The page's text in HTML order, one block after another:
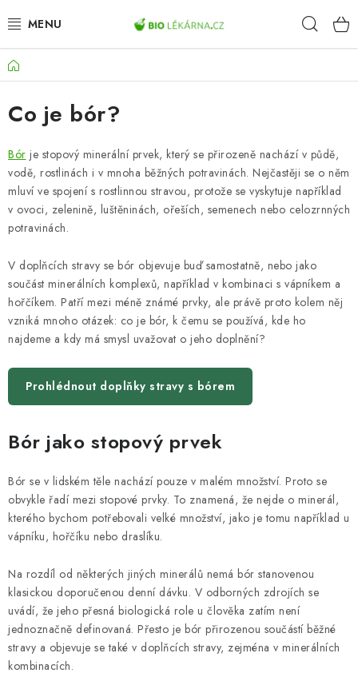
na
AKCE
DOPLŇKY STRAVY
PŘÍRODNÍ KOSMETIKA
SPORT
ZDRAVÉ POTRAVINY
PŘÍSTROJE
ZDRAVOTNÍ OKRUHY
Odborný garant MUDr. Monika Klaudysová
Jak nakupovat
Moje objednávka
Mapa serveru
Domů
Co je bór?
Bór je stopový minerální prvek, který se přirozeně nachází v půdě,
vodě, rostlinách i v mnoha běžných potravinách. Nejčastěji se o něm
mluví ve spojení s rostlinnou stravou, protože se vyskytuje například
v ovoci, zelenině, luštěninách, ořeších, semenech nebo celozrnných
potravinách.
V doplňcích stravy se bór objevuje buď samostatně, nebo jako
součást minerálních komplexů, například v kombinaci s vápníkem a
hořčíkem. Patří mezi méně známé prvky, ale právě proto kolem něj
vzniká mnoho otázek: co je bór, k čemu se používá, kde ho
najdeme a kdy má smysl uvažovat o jeho doplnění?
Prohlédnout doplňky stravy s bórem
Bór jako stopový prvek
Bór se v lidském těle nachází pouze v malém množství. Proto se
obvykle řadí mezi stopové prvky. To znamená, že nejde o minerál,
kterého bychom potřebovali velké množství, jako je tomu například u
vápníku, hořčíku nebo draslíku.
Na rozdíl od některých jiných minerálů nemá bór stanovenou
klasickou doporučenou denní dávku. V odborných zdrojích se
uvádí, že jeho přesná biologická role u člověka zatím není
jednoznačně definovaná. Přesto je bór přirozenou součástí běžné
stravy a objevuje se také v doplňcích stravy, zejména v minerálních
kombinacích.